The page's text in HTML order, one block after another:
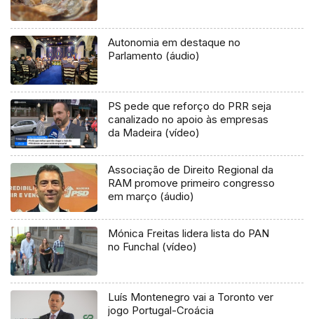
Autonomia em destaque no
Parlamento (áudio)
PS pede que reforço do PRR seja
canalizado no apoio às empresas
da Madeira (vídeo)
Associação de Direito Regional da
RAM promove primeiro congresso
em março (áudio)
Mónica Freitas lidera lista do PAN
no Funchal (vídeo)
Luís Montenegro vai a Toronto ver
jogo Portugal-Croácia